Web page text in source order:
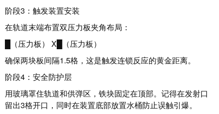
阶段3：触发装置安装
在轨道末端布置双压力板夹角布局：
█（压力板） X█（压力板）
确保两块板间隔1.5格，这是触发连锁反应的黄金距离。
阶段4：安全防护层
用玻璃罩住轨道和供弹区，铁块固定在顶部。记得在发射口
留出3格开口，同时在装置底部放置水桶防止误触引爆。